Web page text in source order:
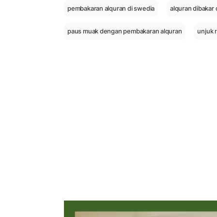
pembakaran alquran di swedia alquran dibakar
paus muak dengan pembakaran alquran unjuk